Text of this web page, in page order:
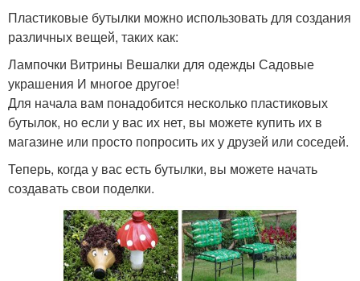
Пластиковые бутылки можно использовать для создания
различных вещей, таких как:
Лампочки Витрины Вешалки для одежды Садовые
украшения И многое другое!
Для начала вам понадобится несколько пластиковых
бутылок, но если у вас их нет, вы можете купить их в
магазине или просто попросить их у друзей или соседей.
Теперь, когда у вас есть бутылки, вы можете начать
создавать свои поделки.